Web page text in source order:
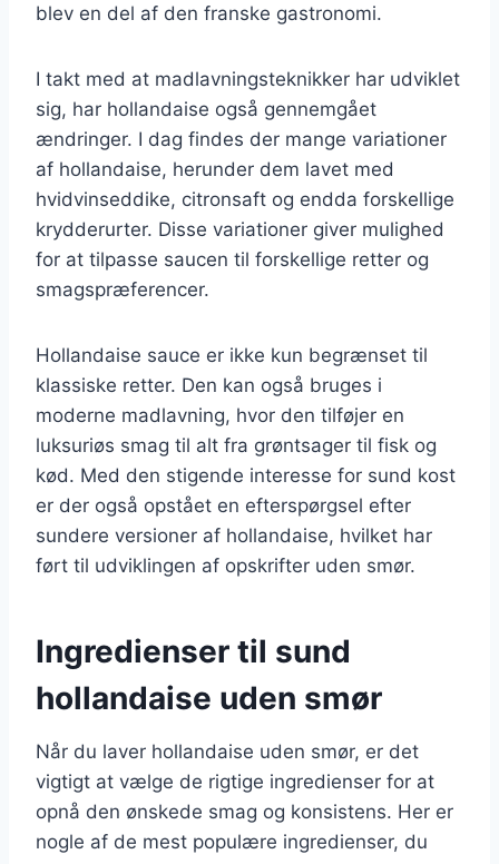
blev en del af den franske gastronomi.
I takt med at madlavningsteknikker har udviklet
sig, har hollandaise også gennemgået
ændringer. I dag findes der mange variationer
af hollandaise, herunder dem lavet med
hvidvinseddike, citronsaft og endda forskellige
krydderurter. Disse variationer giver mulighed
for at tilpasse saucen til forskellige retter og
smagspræferencer.
Hollandaise sauce er ikke kun begrænset til
klassiske retter. Den kan også bruges i
moderne madlavning, hvor den tilføjer en
luksuriøs smag til alt fra grøntsager til fisk og
kød. Med den stigende interesse for sund kost
er der også opstået en efterspørgsel efter
sundere versioner af hollandaise, hvilket har
ført til udviklingen af opskrifter uden smør.
Ingredienser til sund
hollandaise uden smør
Når du laver hollandaise uden smør, er det
vigtigt at vælge de rigtige ingredienser for at
opnå den ønskede smag og konsistens. Her er
nogle af de mest populære ingredienser, du